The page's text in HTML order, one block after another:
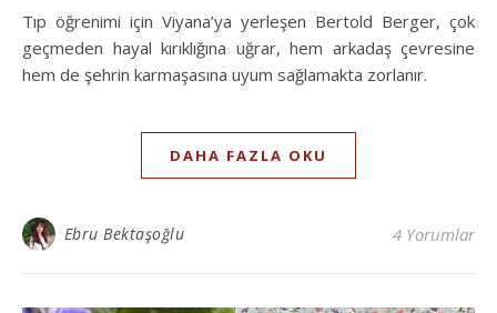
Tıp öğrenimi için Viyana’ya yerleşen Bertold Berger, çok
geçmeden hayal kırıklığına uğrar, hem arkadaş çevresine
hem de şehrin karmaşasına uyum sağlamakta zorlanır.
DAHA FAZLA OKU
Ebru Bektaşoğlu 4 Yorumlar